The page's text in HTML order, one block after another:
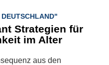
Strategien für
im Alter
aus den